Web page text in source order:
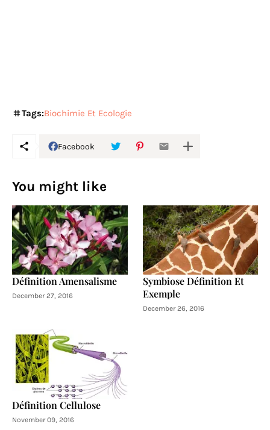
Tags:Biochimie Et Ecologie
Facebook
You might like
Définition Amensalisme
December 27, 2016
Symbiose Définition Et
Exemple
December 26, 2016
Définition Cellulose
November 09, 2016